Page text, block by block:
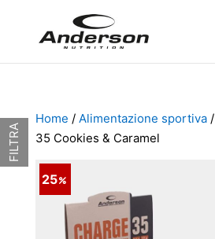
Home / Alimentazione sportiva/
35 Cookies & Caramel
25
FILTRA